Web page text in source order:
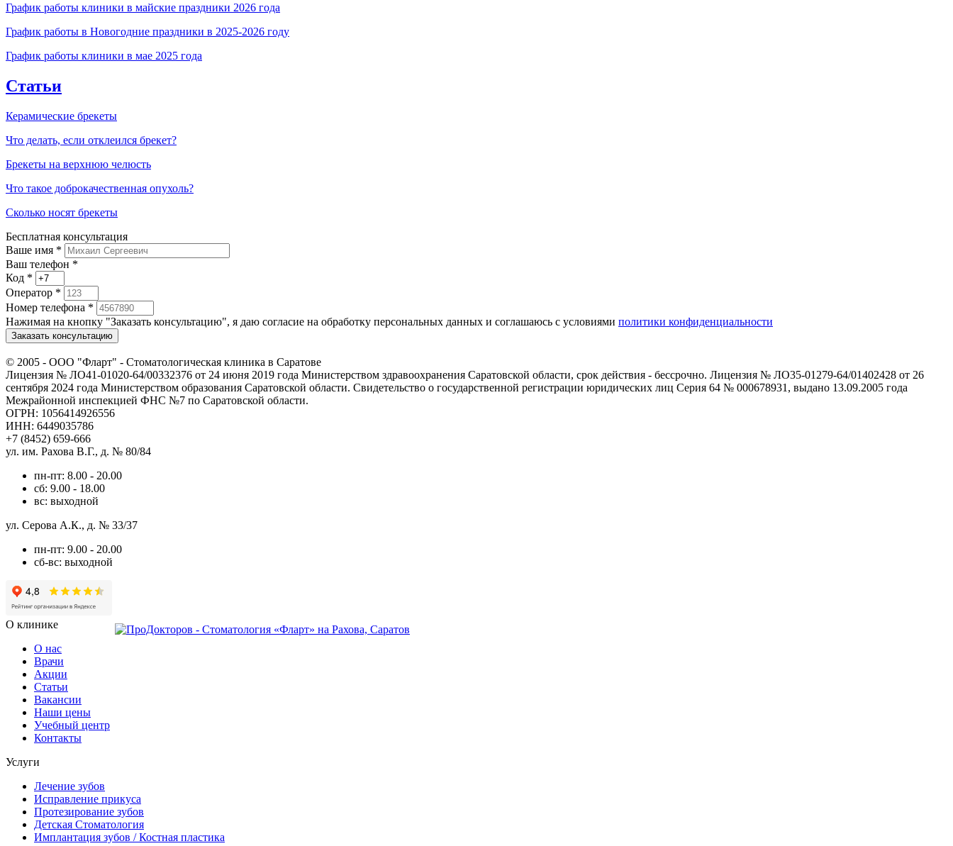
График работы клиники в майские праздники 2026 года
График работы в Новогодние праздники в 2025-2026 году
График работы клиники в мае 2025 года
Статьи
Керамические брекеты
Что делать, если отклеился брекет?
Брекеты на верхнюю челюсть
Что такое доброкачественная опухоль?
Сколько носят брекеты
Бесплатная консультация
Ваше имя *
Ваш телефон *
Код *
Оператор *
Номер телефона *
Нажимая на кнопку "Заказать консультацию", я даю согласие на обработку персональных данных и соглашаюсь c условиями политики конфиденциальности
Заказать консультацию
© 2005 - ООО "Фларт" - Стоматологическая клиника в Саратове
Лицензия № ЛО41-01020-64/00332376 от 24 июня 2019 года Министерством здравоохранения Саратовской области, срок действия - бессрочно. Лицензия № ЛО35-01279-64/01402428 от 26
сентября 2024 года Министерством образования Саратовской области. Свидетельство о государственной регистрации юридических лиц Серия 64 № 000678931, выдано 13.09.2005 года
Межрайонной инспекцией ФНС №7 по Саратовской области.
ОГРН: 1056414926556
ИНН: 6449035786
+7 (8452) 659-666
ул. им. Рахова В.Г., д. № 80/84
пн-пт: 8.00 - 20.00
сб: 9.00 - 18.00
вс: выходной
ул. Серова А.К., д. № 33/37
пн-пт: 9.00 - 20.00
сб-вс: выходной
О клинике
О нас
Врачи
Акции
Статьи
Вакансии
Наши цены
Учебный центр
Контакты
Услуги
Лечение зубов
Исправление прикуса
Протезирование зубов
Детская Стоматология
Имплантация зубов / Костная пластика